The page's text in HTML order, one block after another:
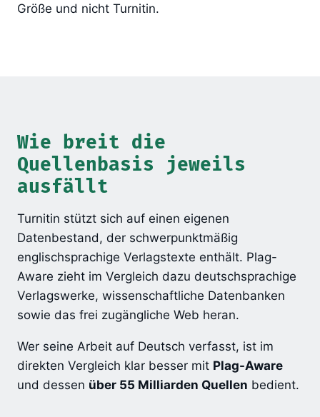
Größe und nicht Turnitin.
Wie breit die
Quellenbasis jeweils
ausfällt
Turnitin stützt sich auf einen eigenen
Datenbestand, der schwerpunktmäßig
englischsprachige Verlagstexte enthält. Plag-
Aware zieht im Vergleich dazu deutschsprachige
Verlagswerke, wissenschaftliche Datenbanken
sowie das frei zugängliche Web heran.
Wer seine Arbeit auf Deutsch verfasst, ist im
direkten Vergleich klar besser mit Plag-Aware
und dessen über 55 Milliarden Quellen bedient.